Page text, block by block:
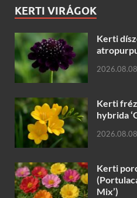
KERTI VIRÁGOK
Kerti
Kerti
hybrida
Kerti
Mix’)